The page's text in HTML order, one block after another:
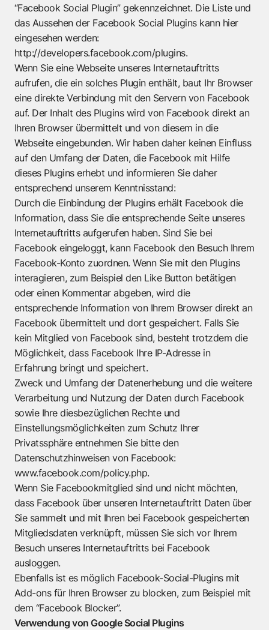
“Facebook Social Plugin” gekennzeichnet. Die Liste und
das Aussehen der Facebook Social Plugins kann hier
eingesehen werden:
http://developers.facebook.com/plugins.
Wenn Sie eine Webseite unseres Internetauftritts
aufrufen, die ein solches Plugin enthält, baut Ihr Browser
eine direkte Verbindung mit den Servern von Facebook
auf. Der Inhalt des Plugins wird von Facebook direkt an
Ihren Browser übermittelt und von diesem in die
Webseite eingebunden. Wir haben daher keinen Einfluss
auf den Umfang der Daten, die Facebook mit Hilfe
dieses Plugins erhebt und informieren Sie daher
entsprechend unserem Kenntnisstand:
Durch die Einbindung der Plugins erhält Facebook die
Information, dass Sie die entsprechende Seite unseres
Internetauftritts aufgerufen haben. Sind Sie bei
Facebook eingeloggt, kann Facebook den Besuch Ihrem
Facebook-Konto zuordnen. Wenn Sie mit den Plugins
interagieren, zum Beispiel den Like Button betätigen
oder einen Kommentar abgeben, wird die
entsprechende Information von Ihrem Browser direkt an
Facebook übermittelt und dort gespeichert. Falls Sie
kein Mitglied von Facebook sind, besteht trotzdem die
Möglichkeit, dass Facebook Ihre IP-Adresse in
Erfahrung bringt und speichert.
Zweck und Umfang der Datenerhebung und die weitere
Verarbeitung und Nutzung der Daten durch Facebook
sowie Ihre diesbezüglichen Rechte und
Einstellungsmöglichkeiten zum Schutz Ihrer
Privatssphäre entnehmen Sie bitte den
Datenschutzhinweisen von Facebook:
www.facebook.com/policy.php.
Wenn Sie Facebookmitglied sind und nicht möchten,
dass Facebook über unseren Internetauftritt Daten über
Sie sammelt und mit Ihren bei Facebook gespeicherten
Mitgliedsdaten verknüpft, müssen Sie sich vor Ihrem
Besuch unseres Internetauftritts bei Facebook
ausloggen.
Ebenfalls ist es möglich Facebook-Social-Plugins mit
Add-ons für Ihren Browser zu blocken, zum Beispiel mit
dem “Facebook Blocker”.
Verwendung von Google Social Plugins